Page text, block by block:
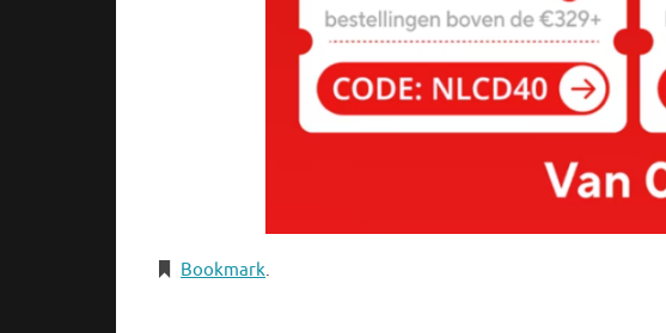
Bookmark.